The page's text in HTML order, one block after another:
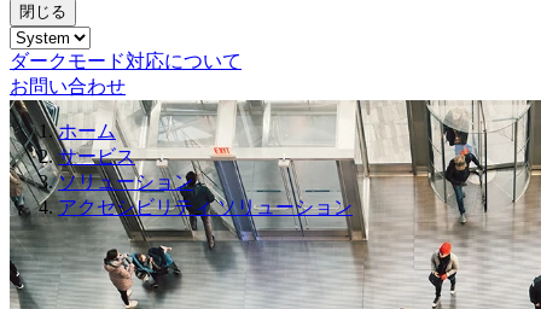
閉じる
ダークモード対応について
お問い合わせ
ホーム
サービス
ソリューション
アクセシビリティ ソリューション